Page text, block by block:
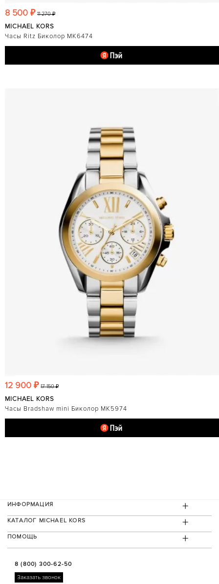
8 500 ₽ 11 270 ₽
MICHAEL KORS
Часы Ritz Биколор MK6474
12 900 ₽ 17 150 ₽
MICHAEL KORS
Часы Bradshaw mini Биколор MK5974
ИНФОРМАЦИЯ +
КАТАЛОГ MICHAEL KORS +
ПОМОЩЬ +
8 (800) 300-62-50
Заказать звонок